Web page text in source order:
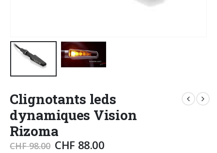
Clignotants leds
dynamiques Vision
Rizoma
CHF98.00 CHF 88.00